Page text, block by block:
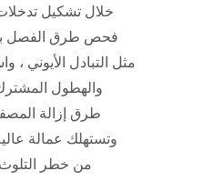
خلال تشكيل
فحص طرق الفصل
مثل التبادل الأيوني ،
والهطول
طرق إزالة
وتستهلك عمالة
من خطر التلوث